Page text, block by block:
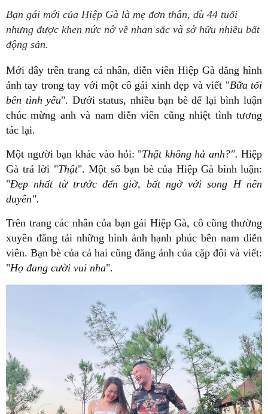
Bạn gái mới của Hiệp Gà là mẹ đơn thân, dù 44 tuổi
nhưng được khen nức nở về nhan sắc và sở hữu nhiều bất
động sản.
Mới đây trên trang cá nhân, diễn viên Hiệp Gà đăng hình
ảnh tay trong tay với một cô gái xinh đẹp và viết "Bữa tối
bên tình yêu". Dưới status, nhiều bạn bè để lại bình luận
chúc mừng anh và nam diễn viên cũng nhiệt tình tương
tác lại.
Một người bạn khác vào hỏi: "Thật không hả anh?". Hiệp
Gà trả lời "Thật". Một số bạn bè của Hiệp Gà bình luận:
"Đẹp nhất từ trước đến giờ, bất ngờ với song H nên
duyên".
Trên trang các nhân của bạn gái Hiệp Gà, cô cũng thường
xuyên đăng tải những hình ảnh hạnh phúc bên nam diễn
viên. Bạn bè của cả hai cũng đăng ảnh của cặp đôi và viết:
"Họ đang cười vui nha".